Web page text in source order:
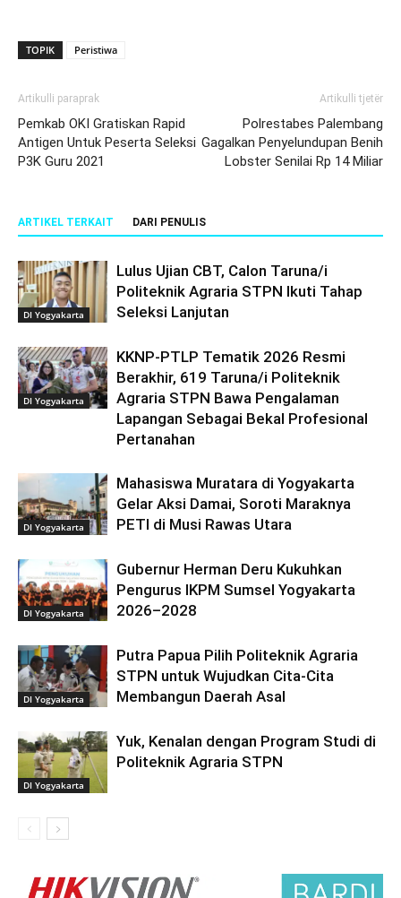
TOPIK Peristiwa
Artikulli paraprak
Pemkab OKI Gratiskan Rapid
Antigen Untuk Peserta Seleksi
P3K Guru 2021
Artikulli tjetër
Polrestabes Palembang
Gagalkan Penyelundupan Benih
Lobster Senilai Rp 14 Miliar
ARTIKEL TERKAIT DARI PENULIS
DI Yogyakarta
Lulus Ujian CBT, Calon Taruna/i
Politeknik Agraria STPN Ikuti Tahap
Seleksi Lanjutan
DI Yogyakarta
KKNP-PTLP Tematik 2026 Resmi
Berakhir, 619 Taruna/i Politeknik
Agraria STPN Bawa Pengalaman
Lapangan Sebagai Bekal Profesional
Pertanahan
DI Yogyakarta
Mahasiswa Muratara di Yogyakarta
Gelar Aksi Damai, Soroti Maraknya
PETI di Musi Rawas Utara
DI Yogyakarta
Gubernur Herman Deru Kukuhkan
Pengurus IKPM Sumsel Yogyakarta
2026–2028
DI Yogyakarta
Putra Papua Pilih Politeknik Agraria
STPN untuk Wujudkan Cita-Cita
Membangun Daerah Asal
DI Yogyakarta
Yuk, Kenalan dengan Program Studi di
Politeknik Agraria STPN